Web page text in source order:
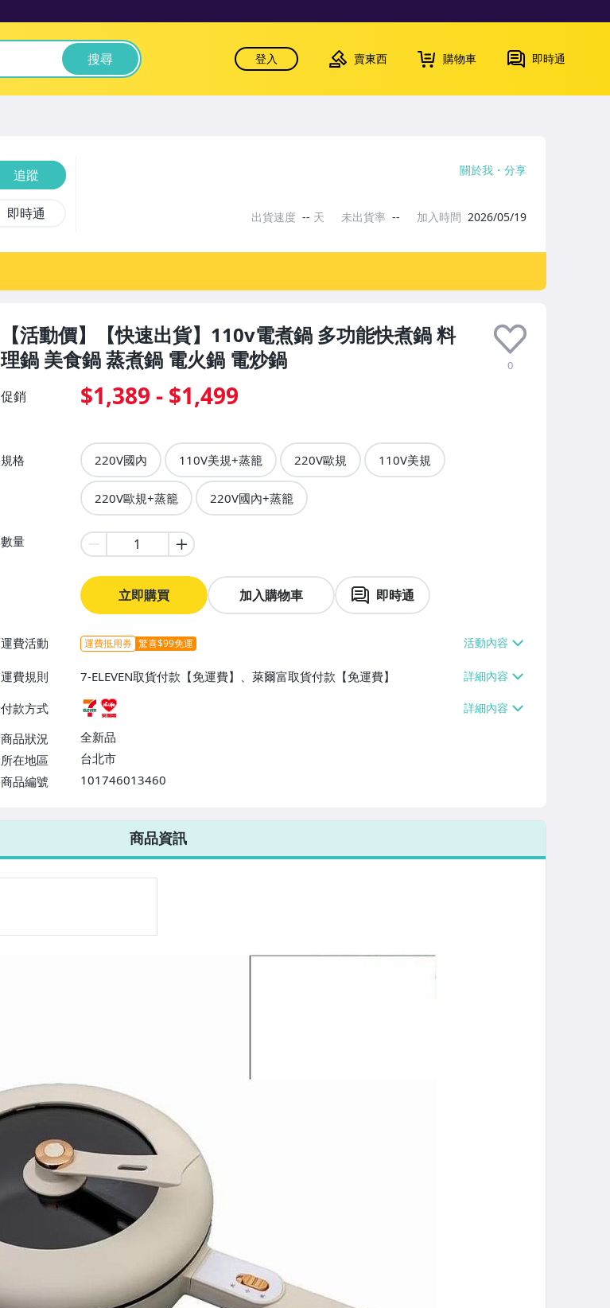
搜尋 登入 賣東西 購物車 即時通
【活動價】【快速出貨】110v電煮鍋 多功能快煮鍋 料
理鍋 美食鍋 蒸煮鍋 電火鍋 電炒鍋
0
促銷 $1,389 - $1,499
規格 220V國內 110V美規+蒸籠 220V歐規 110V美規
220V歐規+蒸籠 220V國內+蒸籠
數量
立即購買 加入購物車 即時通
運費活動 運費抵用券 驚喜$99免運
運費規則
7-ELEVEN取貨付款【免運費】、萊爾富取貨付款【免運費】
付款方式
商品狀況
全新品
所在地區
台北市
商品編號
101746013460
7-ELEVEN 運費只要38元
不限金額、筆數，筆筆優惠無限次！
追蹤
即時通
關於我 分享
出貨速度 -- 天 未出貨率 -- 加入時間 2026/05/19
商品資訊